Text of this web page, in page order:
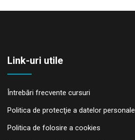
Link-uri utile
Întrebări frecvente cursuri
Politica de protecţie a datelor personale
Politica de folosire a cookies